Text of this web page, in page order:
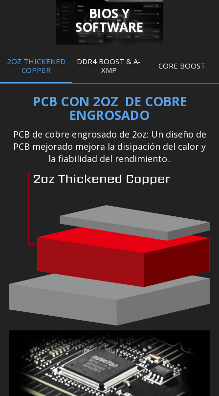
BIOS Y
SOFTWARE
2OZ THICKENED
COPPER
DDR4 BOOST & A-
XMP
CORE BOOST
PCB CON 2OZ DE COBRE
ENGROSADO
PCB de cobre engrosado de 2oz: Un diseño de
PCB mejorado mejora la disipación del calor y
la fiabilidad del rendimiento..